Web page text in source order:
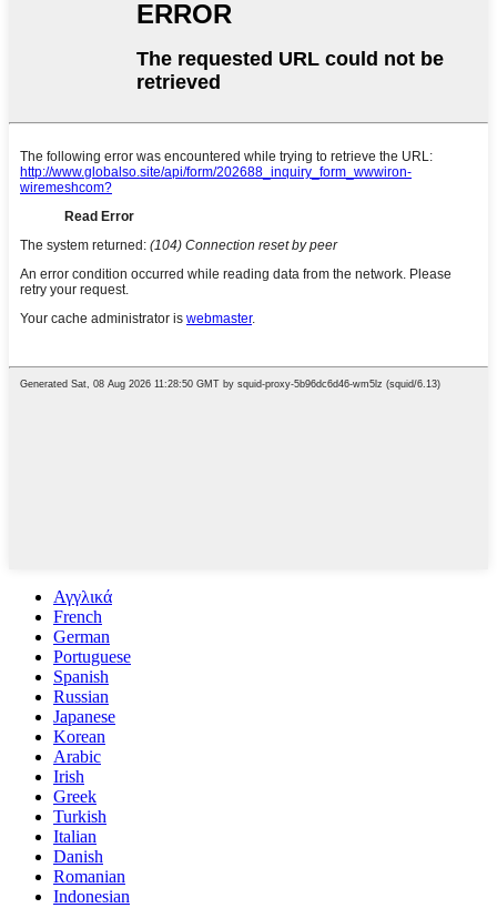
Αγγλικά
French
German
Portuguese
Spanish
Russian
Japanese
Korean
Arabic
Irish
Greek
Turkish
Italian
Danish
Romanian
Indonesian